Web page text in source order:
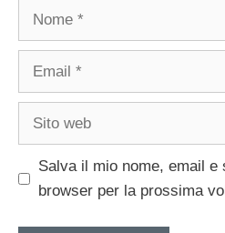
Nome
Email
Sito
Salva il mio nome, email e
browser per la prossima